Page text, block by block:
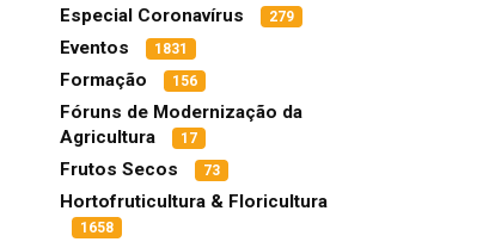
Especial Coronavírus 279
Eventos 1831
Formação 156
Fóruns de Modernização da
Agricultura
17
Frutos Secos 73
Hortofruticultura & Floricultura
1658